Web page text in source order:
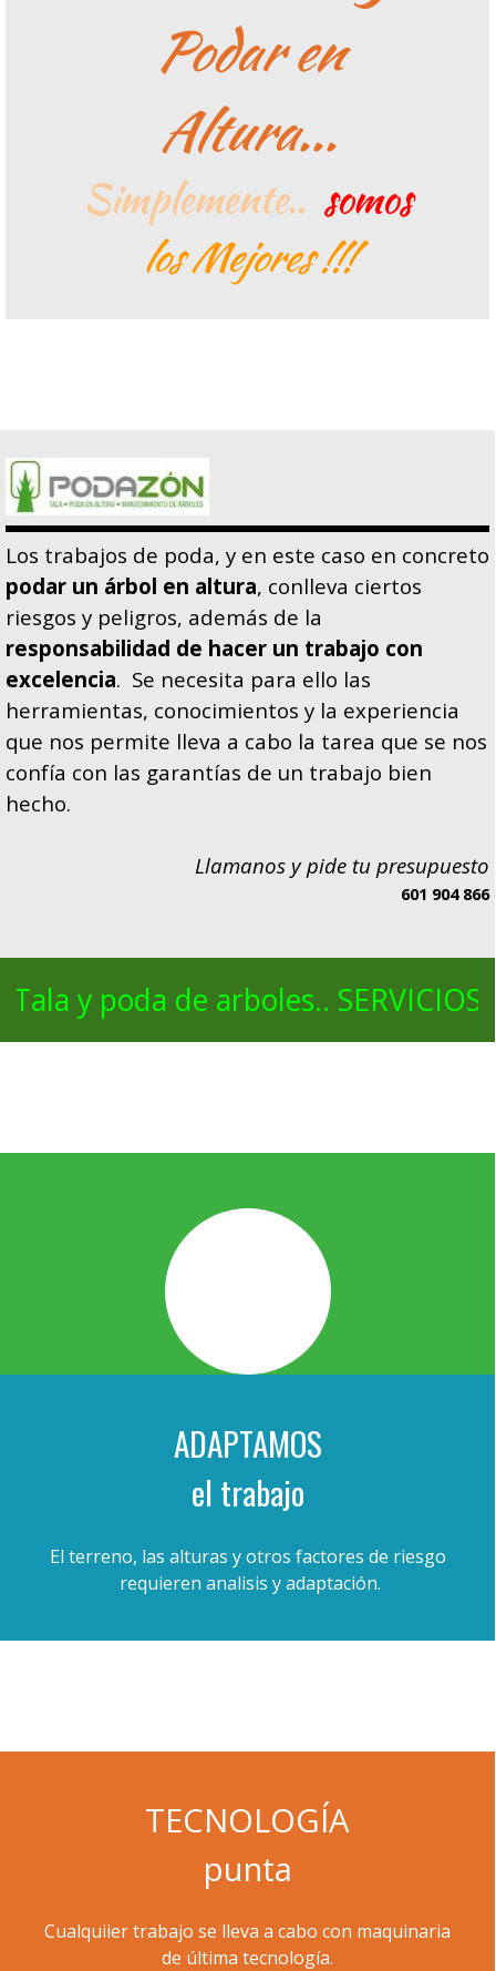
Podar en
Altura...
Simplemente.. somos
los Mejores !!!
Los trabajos de poda, y en este caso en concreto
podar un árbol en altura, conlleva ciertos
riesgos y peligros, además de la
responsabilidad de hacer un trabajo con
excelencia. Se necesita para ello las
herramientas, conocimientos y la experiencia
que nos permite lleva a cabo la tarea que se nos
confía con las garantías de un trabajo bien
hecho.
Llamanos y pide tu presupuesto
601 904 866
Tala y poda de arboles.. SERVICIOS
ADAPTAMOS
el trabajo
El terreno, las alturas y otros factores de riesgo
requieren analisis y adaptación.
TECNOLOGÍA
punta
Cualquiier trabajo se lleva a cabo con maquinaria
de última tecnología.